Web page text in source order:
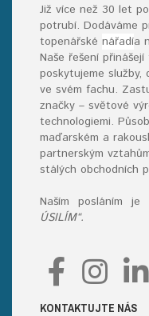
Již více než 30 let
potrubí. Dodáváme
topenářské nářadía
Naše řešení
poskytujeme
ve svém fachu.
značky – světové
technologiemi.
maďarském a
partnerským
stálých obchodních
Naším posláním je
ÚSILÍM“.
KONTAKTUJTE NÁS